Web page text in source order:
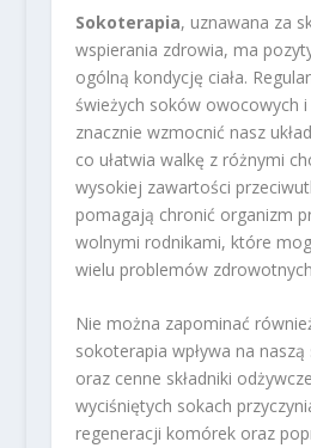
Sokoterapia, uznawana za
wspierania zdrowia, ma
ogólną kondycję ciała.
świeżych soków owocowych
znacznie wzmocnić nasz
co ułatwia walkę z różnymi
wysokiej zawartości
pomagają chronić organizm
wolnymi rodnikami, które
wielu problemów
Nie można zapominać
sokoterapia wpływa na
oraz cenne składniki
wyciśniętych sokach
regeneracji komórek oraz